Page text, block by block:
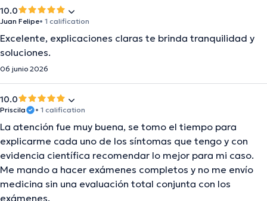
10.0
Juan Felipe• 1 calification
Excelente, explicaciones claras te brinda tranquilidad y
soluciones.
06 junio 2026
10.0
Priscila • 1 calification
La atención fue muy buena, se tomo el tiempo para
explicarme cada uno de los síntomas que tengo y con
evidencia científica recomendar lo mejor para mi caso.
Me mando a hacer exámenes completos y no me envío
medicina sin una evaluación total conjunta con los
exámenes.